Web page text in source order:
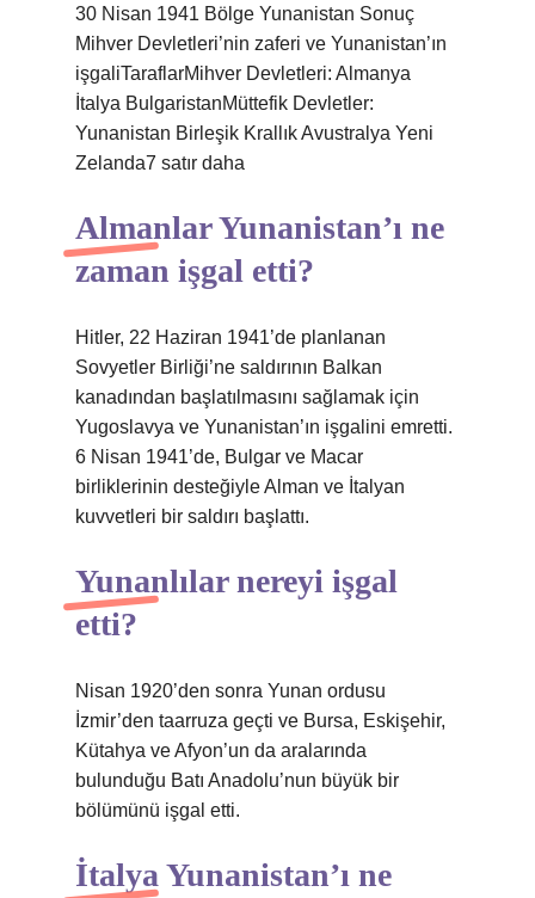
30 Nisan 1941 Bölge Yunanistan Sonuç
Mihver Devletleri’nin zaferi ve Yunanistan’ın
işgaliTaraflarMihver Devletleri: Almanya
İtalya BulgaristanMüttefik Devletler:
Yunanistan Birleşik Krallık Avustralya Yeni
Zelanda7 satır daha
Almanlar Yunanistan’ı ne
zaman işgal etti?
Hitler, 22 Haziran 1941’de planlanan
Sovyetler Birliği’ne saldırının Balkan
kanadından başlatılmasını sağlamak için
Yugoslavya ve Yunanistan’ın işgalini emretti.
6 Nisan 1941’de, Bulgar ve Macar
birliklerinin desteğiyle Alman ve İtalyan
kuvvetleri bir saldırı başlattı.
Yunanlılar nereyi işgal
etti?
Nisan 1920’den sonra Yunan ordusu
İzmir’den taarruza geçti ve Bursa, Eskişehir,
Kütahya ve Afyon’un da aralarında
bulunduğu Batı Anadolu’nun büyük bir
bölümünü işgal etti.
İtalya Yunanistan’ı ne